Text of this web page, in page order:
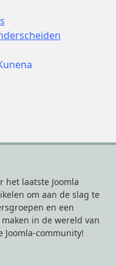
het laatste Joomla
om aan de slag te
en een
in de wereld van
Joomla-community!